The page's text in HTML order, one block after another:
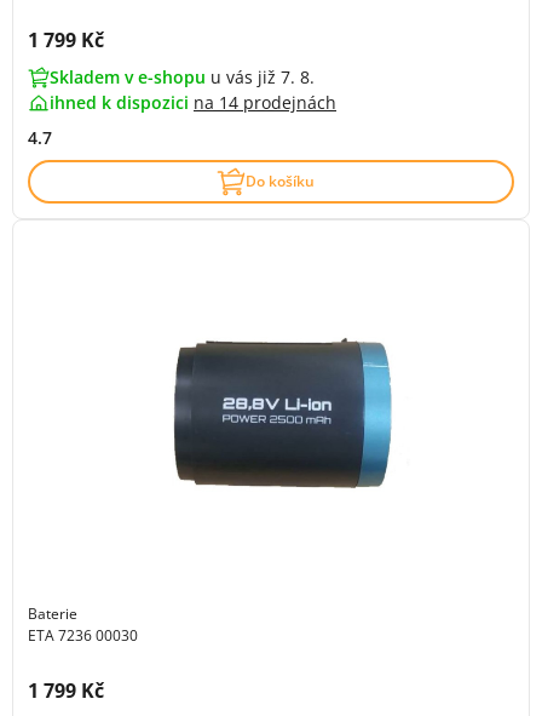
Cena s DPH:
1 799 Kč
Skladem v e-shopu u vás již 7. 8.
ihned k dispozici na 14 prodejnách
4.7
Do košíku
Baterie
ETA 7236 00030
Cena s DPH:
1 799 Kč